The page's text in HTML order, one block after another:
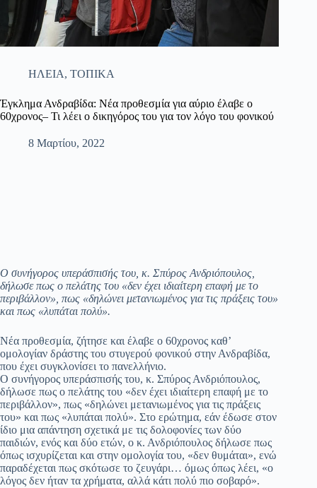
ΗΛΕΙΑ, ΤΟΠΙΚΑ
Έγκλημα Ανδραβίδα: Νέα προθεσμία για αύριο έλαβε ο
60χρονος– Τι λέει ο δικηγόρος του για τον λόγο του φονικού
8 Μαρτίου, 2022
Ο συνήγορος υπεράσπισής του, κ. Σπύρος Ανδριόπουλος,
δήλωσε πως ο πελάτης του «δεν έχει ιδιαίτερη επαφή με το
περιβάλλον», πως «δηλώνει μετανιωμένος για τις πράξεις του»
και πως «λυπάται πολύ».
Νέα προθεσμία, ζήτησε και έλαβε ο 60χρονος καθ’
ομολογίαν δράστης του στυγερού φονικού στην Ανδραβίδα,
που έχει συγκλονίσει το πανελλήνιο.
Ο συνήγορος υπεράσπισής του, κ. Σπύρος Ανδριόπουλος,
δήλωσε πως ο πελάτης του «δεν έχει ιδιαίτερη επαφή με το
περιβάλλον», πως «δηλώνει μετανιωμένος για τις πράξεις
του» και πως «λυπάται πολύ». Στο ερώτημα, εάν έδωσε στον
ίδιο μια απάντηση σχετικά με τις δολοφονίες των δύο
παιδιών, ενός και δύο ετών, ο κ. Ανδριόπουλος δήλωσε πως
όπως ισχυρίζεται και στην ομολογία του, «δεν θυμάται», ενώ
παραδέχεται πως σκότωσε το ζευγάρι… όμως όπως λέει, «ο
λόγος δεν ήταν τα χρήματα, αλλά κάτι πολύ πιο σοβαρό».